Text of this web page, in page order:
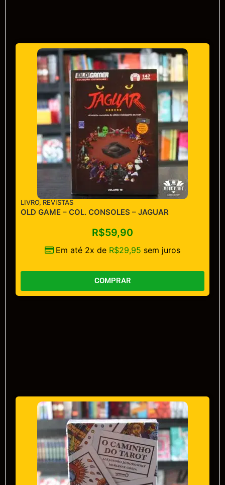
LIVRO, REVISTAS
OLD GAME – COL. CONSOLES – JAGUAR
R$59,90
Em até 2x de R$29,95 sem juros
COMPRAR